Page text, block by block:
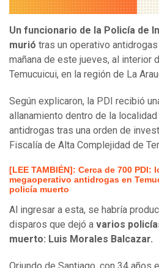
Un funcionario de la Policía de
murió tras un operativo
mañana de este jueves, al interior
Temucuicui, en la región de La
Según explicaron, la PDI recibió
allanamiento dentro de la
antidrogas tras una orden de
Fiscalía de Alta Complejidad de
[LEE TAMBIÉN]: Cerca de 700 PDI:
megaoperativo antidrogas en
policía muerto
Al ingresar a esta, se habría
disparos que dejó a varios
muerto: Luis Morales Balcazar.